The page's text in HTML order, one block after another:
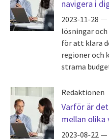
navigera i
2023-11-28
lösningar
för att klara
regioner och
strama
Redaktionen
Varför är
mellan olika
2023-08-22